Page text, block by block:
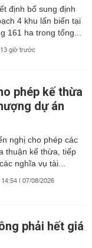
định bổ sung định
4 khu lấn biển tại
161 ha trong tổng...
13 giờ trước
phép kế thừa
dự án
nghị cho phép các
thuận kế thừa, tiếp
nghĩa vụ tài...
14:54 | 07/08/2026
phải hết giá